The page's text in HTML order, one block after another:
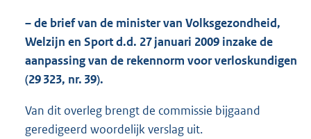
– de brief van de minister van Volksgezondheid,
Welzijn en Sport d.d. 27 januari 2009 inzake de
aanpassing van de rekennorm voor verloskundigen
(29 323, nr. 39).
Van dit overleg brengt de commissie bijgaand
geredigeerd woordelijk verslag uit.